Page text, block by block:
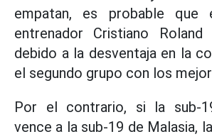
empatan, es probable que
entrenador Cristiano Roland
debido a la desventaja en la
el segundo grupo con los
Por el contrario, si la sub-
vence a la sub-19 de Malasia,